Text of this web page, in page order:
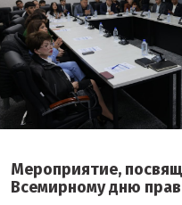
Мероприятие,
Всемирному дню